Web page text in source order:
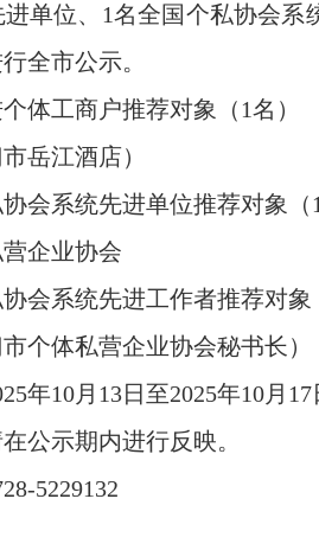
单位、1名全国个私协会系
全市公示。
体工商户推荐对象（1名）
岳江酒店）
会系统先进单位推荐对象（
企业协会
会系统先进工作者推荐对象
个体私营企业协会秘书长）
年10月13日至2025年10月
公示期内进行反映。
5229132